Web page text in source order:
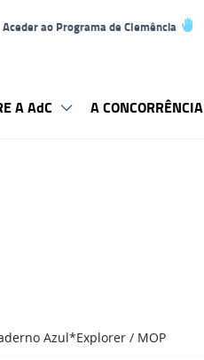
Aceder ao Programa de Clemência
A AdC A CONCORRÊNCIA
Azul*Explorer / MOP